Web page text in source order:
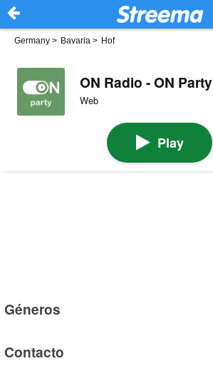
Germany > Bavaria > Hof
ON Radio - ON Party
Web
Play
Géneros
Contacto